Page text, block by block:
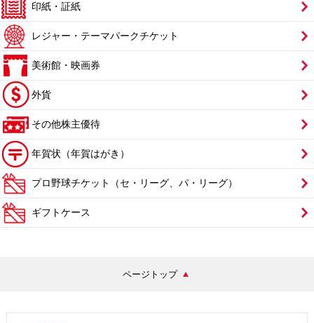
印紙・証紙
レジャー・テーマパークチケット
美術館・映画券
外貨
その他株主優待
年賀状（年賀はがき）
プロ野球チケット（セ・リーグ、パ・リーグ）
ギフトケース
ページトップ